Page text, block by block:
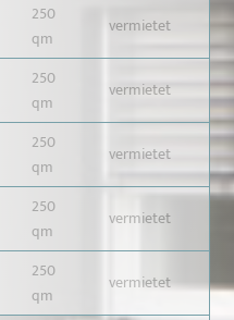
250
qm
vermietet
250
qm
vermietet
250
qm
vermietet
250
qm
vermietet
250
qm
vermietet